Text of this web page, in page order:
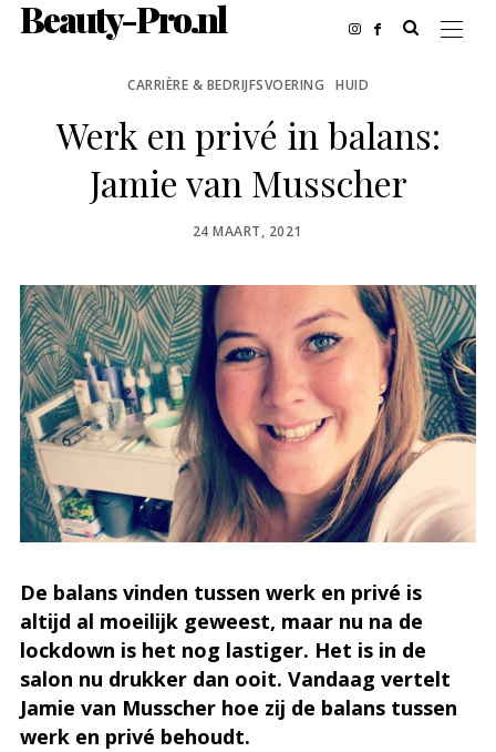
Beauty-Pro.nl
CARRIÈRE & BEDRIJFSVOERING HUID
Werk en privé in balans:
Jamie van Musscher
POSTED
24 MAART, 2021
De balans vinden tussen werk en privé is
altijd al moeilijk geweest, maar nu na de
lockdown is het nog lastiger. Het is in de
salon nu drukker dan ooit. Vandaag vertelt
Jamie van Musscher hoe zij de balans tussen
werk en privé behoudt.